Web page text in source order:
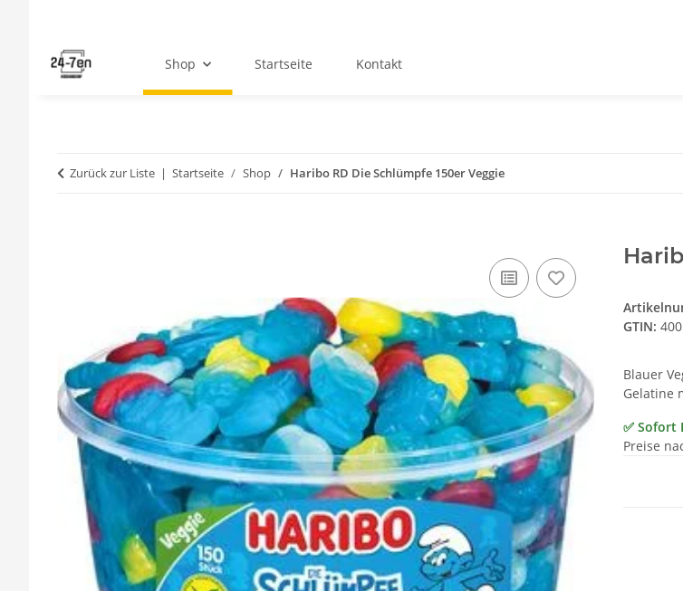
Shop Startseite Kontakt
Zurück zur Liste Startseite Shop Haribo RD Die Schlümpfe 150er Veggie
GTIN:
Blauer
Gelatine
✅ Sofort
Preise